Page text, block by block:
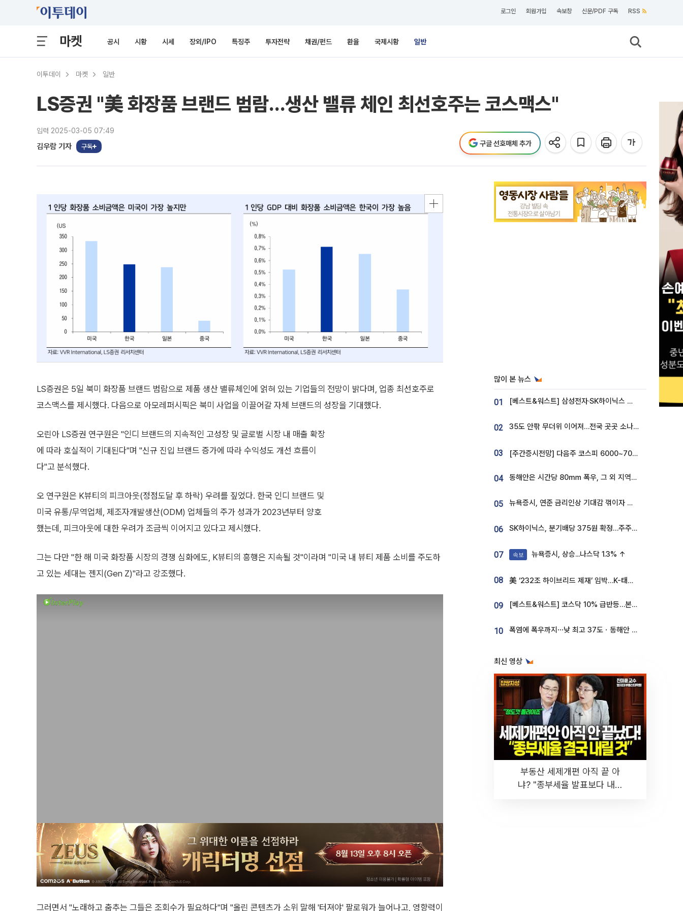
로그인 회원가입 속보창 신문/PDF 구독 RSS
마켓 공시 시황 시세 장외/IPO 특징주 투자전략 채권/펀드 환율 국제시황 일반
이투데이 마켓 일반
LS증권 "美 화장품 브랜드 범람…생산 밸류 체인 최선호주는 코스맥스"
입력 2025-03-05 07:49
김우람 기자 구독 구글 선호매체 추가
LS증권은 5일 북미 화장품 브랜드 범람으로 제품 생산 밸류체인에 얽혀 있는 기업들의 전망이 밝다며, 업종 최선호주로
코스맥스를 제시했다. 다음으로 아모레퍼시픽은 북미 사업을 이끌어갈 자체 브랜드의 성장을 기대했다.
오린아 LS증권 연구원은 "인디 브랜드의 지속적인 고성장 및 글로벌 시장 내 매출 확장
에 따라 호실적이 기대된다"며 "신규 진입 브랜드 증가에 따라 수익성도 개선 흐름이
다"고 분석했다.
오 연구원은 K뷰티의 피크아웃(정점도달 후 하락) 우려를 짚었다. 한국 인디 브랜드 및
미국 유통/무역업체, 제조자개발생산(ODM) 업체들의 주가 성과가 2023년부터 양호
했는데, 피크아웃에 대한 우려가 조금씩 이어지고 있다고 제시했다.
그는 다만 "한 해 미국 화장품 시장의 경쟁 심화에도, K뷰티의 흥행은 지속될 것"이라며 "미국 내 뷰티 제품 소비를 주도하
고 있는 세대는 젠지(Gen Z)"라고 강조했다.
그러면서 "노래하고 춤추는 그들은 조회수가 필요하다"며 "올린 콘텐츠가 소위 말해 '터져야' 팔로워가 늘어나고, 영향력이
많이 본 뉴스
01 [베스트&워스트] 삼성전자·SK하이닉스 밀린 한 주…상상인증권은 85% 급등
02 35도 안팎 무더위 이어져…전국 곳곳 소나기 [오늘 날씨]
03 [주간증시전망] 다음주 코스피 6000~7000⋯“外人 수급은 정책이 변수”
04 동해안은 시간당 80㎜ 폭우, 그 외 지역은 폭염…‘극과 극 날씨’
05 뉴욕증시, 연준 금리인상 기대감 꺾이자 상승...S&P500 사상 최고치 [종합]
06 SK하이닉스, 분기배당 375원 확정…주주환원책 9월로 앞당겨 발표
07 속보 뉴욕증시, 상승...나스닥 1.3% ↑
08 美 ‘232조 하이브리드 제재’ 임박…K-태양광, 불확실성 털고 날개 다나
09 [베스트&워스트] 코스닥 10% 급반등…본느, 최대주주 변경 기대에 270% 폭등
10 폭염에 폭우까지⋯낮 최고 37도ㆍ동해안 강한 비 [날씨]
최신 영상
부동산 세제개편 아직 끝 아
냐? "종부세율 발표보다 내릴